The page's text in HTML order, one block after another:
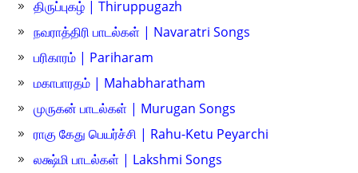
திருப்புகழ் | Thiruppugazh
நவராத்திரி பாடல்கள் | Navaratri Songs
பரிகாரம் | Pariharam
மகாபாரதம் | Mahabharatham
முருகன் பாடல்கள் | Murugan Songs
ராகு கேது பெயர்ச்சி | Rahu-Ketu Peyarchi
லக்ஷ்மி பாடல்கள் | Lakshmi Songs